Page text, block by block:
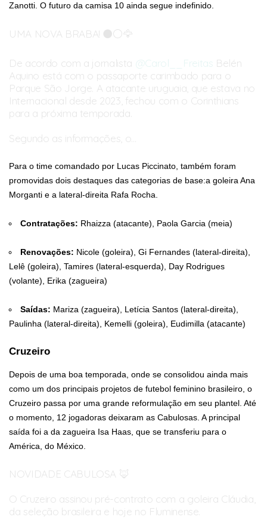
Zanotti. O futuro da camisa 10 ainda segue indefinido.
UMA NOVA BRABA! ⚫️⚪️🦅
De acordo com a jornalista @Carol__Freitas Belén
Aquino está com o passaporte carimbado para o
Parque São Jorge. A atacante uruguaia, que estava no
Internacional desde 2023, fechou com o Corinthians
para a próxima temporada.
Segundo as informações, o…
— Fut das Minas (@futdasminass) December 30, 2025
Para o time comandado por Lucas Piccinato, também foram
promovidas dois destaques das categorias de base:a goleira Ana
Morganti e a lateral-direita Rafa Rocha.
Contratações: Rhaizza (atacante), Paola Garcia (meia)
Renovações: Nicole (goleira), Gi Fernandes (lateral-direita),
Lelê (goleira), Tamires (lateral-esquerda), Day Rodrigues
(volante), Erika (zagueira)
Saídas: Mariza (zagueira), Letícia Santos (lateral-direita),
Paulinha (lateral-direita), Kemelli (goleira), Eudimilla (atacante)
Cruzeiro
Depois de uma boa temporada, onde se consolidou ainda mais
como um dos principais projetos de futebol feminino brasileiro, o
Cruzeiro passa por uma grande reformulação em seu plantel. Até
o momento, 12 jogadoras deixaram as Cabulosas. A principal
saída foi a da zagueira Isa Haas, que se transferiu para o
América, do México.
NOVIDADE CABULOSA 🦊
O Cruzeiro assinou pré-contrato com a goleira Cláudia,
da seleção brasileira e hoje no Fluminense.